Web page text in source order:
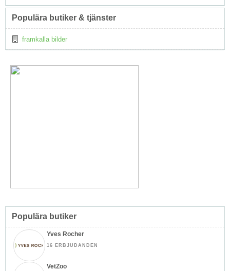
Populära butiker & tjänster
framkalla bilder
Populära butiker
Yves Rocher
16 ERBJUDANDEN
VetZoo